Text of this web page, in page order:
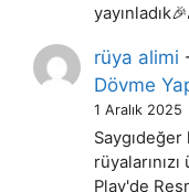
rüya alimi
Dövme
1 Aralık 2025
Play'de